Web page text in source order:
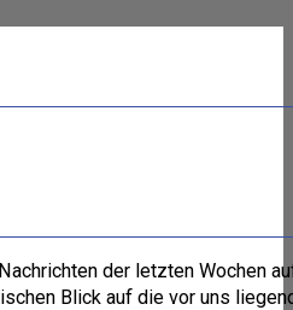
der letzten Wochen
Blick auf die vor uns